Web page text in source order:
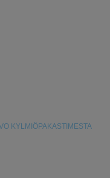
KYLMIÖPAKASTIMESTA